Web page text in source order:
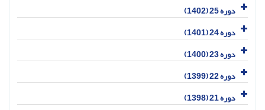
دوره 25 (1402)
دوره 24 (1401)
دوره 23 (1400)
دوره 22 (1399)
دوره 21 (1398)